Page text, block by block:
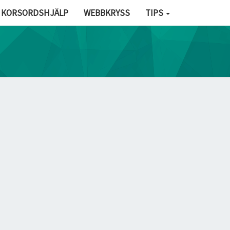
KORSORDSHJÄLP WEBBKRYSS TIPS